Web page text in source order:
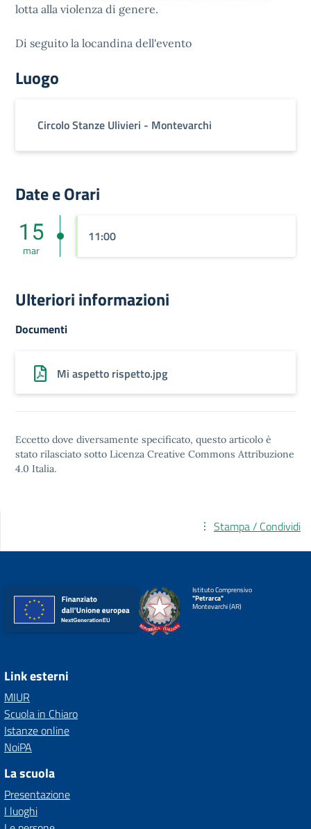
lotta alla violenza di genere.
Di seguito la locandina dell'evento
Luogo
Circolo Stanze Ulivieri - Montevarchi
Date e Orari
15
mar
11:00
Ulteriori informazioni
Documenti
Mi aspetto rispetto.jpg
Eccetto dove diversamente specificato, questo articolo è
stato rilasciato sotto Licenza Creative Commons Attribuzione
4.0 Italia.
Stampa / Condividi
Istituto Comprensivo
"Petrarca"
Montevarchi (AR)
Link esterni
MIUR
Scuola in Chiaro
Istanze online
NoiPA
La scuola
Presentazione
I luoghi